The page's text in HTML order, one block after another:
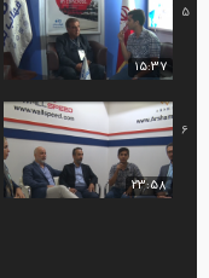
5
15:37
6
23:58